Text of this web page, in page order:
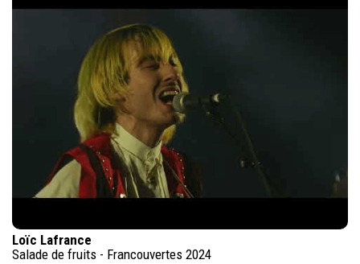
Loïc Lafrance
Salade de fruits - Francouvertes 2024